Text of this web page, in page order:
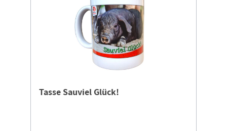
Tasse Sauviel Glück!